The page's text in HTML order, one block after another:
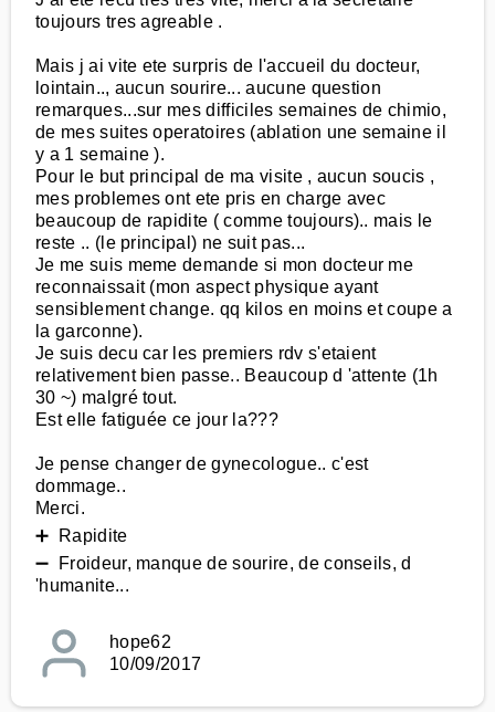
toujours tres agreable .
Mais j ai vite ete surpris de l'accueil du docteur,
lointain.., aucun sourire... aucune question
remarques...sur mes difficiles semaines de chimio,
de mes suites operatoires (ablation une semaine il
y a 1 semaine ).
Pour le but principal de ma visite , aucun soucis ,
mes problemes ont ete pris en charge avec
beaucoup de rapidite ( comme toujours).. mais le
reste .. (le principal) ne suit pas...
Je me suis meme demande si mon docteur me
reconnaissait (mon aspect physique ayant
sensiblement change. qq kilos en moins et coupe a
la garconne).
Je suis decu car les premiers rdv s'etaient
relativement bien passe.. Beaucoup d 'attente (1h
30 ~) malgré tout.
Est elle fatiguée ce jour la???
Je pense changer de gynecologue.. c'est
dommage..
Merci.
➕ Rapidite
➖ Froideur, manque de sourire, de conseils, d
'humanite...
hope62
10/09/2017